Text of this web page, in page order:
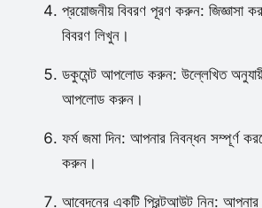
প্রয়োজনীয় বিবরণ পূরণ করুন: জিজ্ঞাসা
বিবরণ লিখুন।
ডকুমেন্ট আপলোড করুন: উল্লেখিত
আপলোড করুন।
ফর্ম জমা দিন: আপনার নিবন্ধন সম্পূর্ণ
করুন।
আবেদনের একটি প্রিন্টআউট নিন: আপনার